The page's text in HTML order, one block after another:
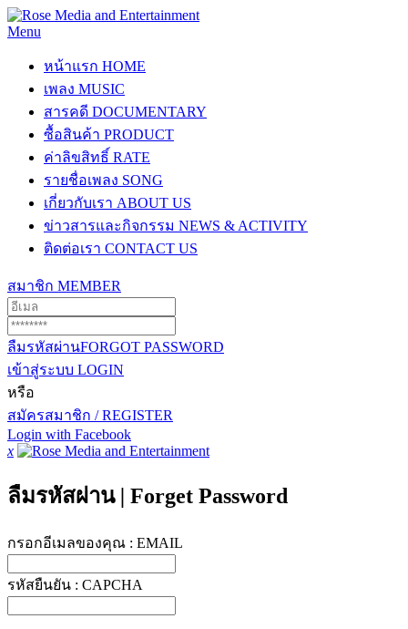
Menu
หน้าแรก HOME
เพลง MUSIC
สารคดี DOCUMENTARY
ซื้อสินค้า PRODUCT
ค่าลิขสิทธิ์ RATE
รายชื่อเพลง SONG
เกี่ยวกับเรา ABOUT US
ข่าวสารและกิจกรรม NEWS & ACTIVITY
ติดต่อเรา CONTACT US
สมาชิก MEMBER
ลืมรหัสผ่านFORGOT PASSWORD
เข้าสู่ระบบ LOGIN
หรือ
สมัครสมาชิก / REGISTER
Login with Facebook
x
ลืมรหัสผ่าน | Forget Password
กรอกอีเมลของคุณ : EMAIL
รหัสยืนยัน : CAPCHA